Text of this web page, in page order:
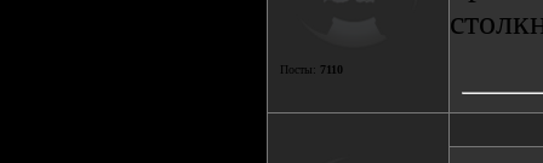
Посты: 7110